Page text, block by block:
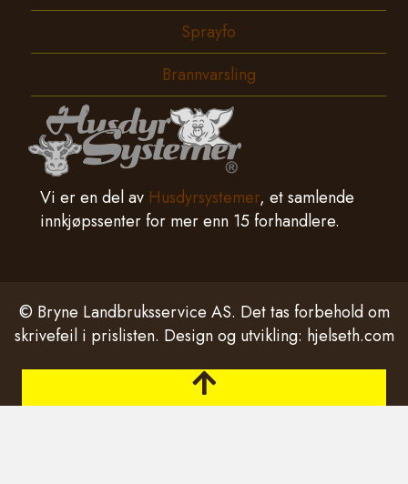
Sprayfo
Brannvarsling
Vi er en del av Husdyrsystemer, et samlende
innkjøpssenter for mer enn 15 forhandlere.
© Bryne Landbruksservice AS. Det tas forbehold om
skrivefeil i prislisten. Design og utvikling: hjelseth.com
Tilbake til toppen